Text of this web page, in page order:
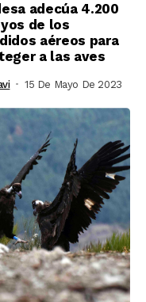
adecúa 4.200
de los
aéreos para
a las aves
15 De Mayo De 2023